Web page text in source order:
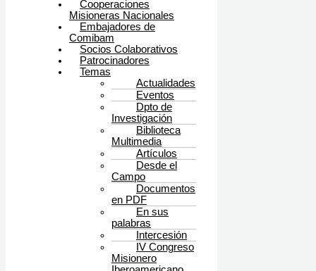
Cooperaciones
Misioneras Nacionales
Embajadores de
Comibam
Socios Colaborativos
Patrocinadores
Temas
Actualidades
Eventos
Dpto de
Investigación
Biblioteca
Multimedia
Artículos
Desde el
Campo
Documentos
en PDF
En sus
palabras
Intercesión
IV Congreso
Misionero